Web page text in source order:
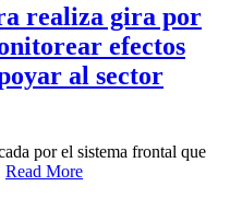
realiza gira por
efectos
al sector
por el sistema frontal que
Read More